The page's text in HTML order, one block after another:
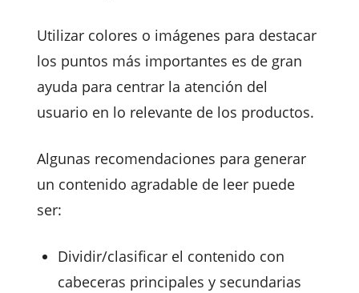
Utilizar colores o imágenes para destacar
los puntos más importantes es de gran
ayuda para centrar la atención del
usuario en lo relevante de los productos.
Algunas recomendaciones para generar
un contenido agradable de leer puede
ser:
Dividir/clasificar el contenido con
cabeceras principales y secundarias